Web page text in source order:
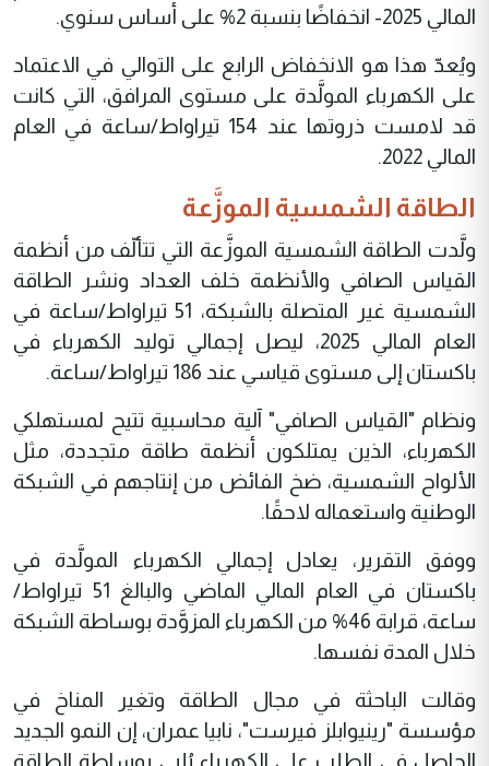
المالي 2025- انخفاضًا بنسبة 2% على أساس سنوي.
ويُعدّ هذا هو الانخفاض الرابع على التوالي في الاعتماد
على الكهرباء المولَّدة على مستوى المرافق، التي كانت
قد لامست ذروتها عند 154 تيراواط/ساعة في العام
المالي 2022.
الطاقة الشمسية الموزَّعة
ولَّدت الطاقة الشمسية الموزَّعة التي تتألّف من أنظمة
القياس الصافي والأنظمة خلف العداد ونشر الطاقة
الشمسية غير المتصلة بالشبكة، 51 تيراواط/ساعة في
العام المالي 2025، ليصل إجمالي توليد الكهرباء في
باكستان إلى مستوى قياسي عند 186 تيراواط/ساعة.
ونظام "القياس الصافي" آلية محاسبية تتيح لمستهلكي
الكهرباء، الذين يمتلكون أنظمة طاقة متجددة، مثل
الألواح الشمسية، ضخ الفائض من إنتاجهم في الشبكة
الوطنية واستعماله لاحقًا.
ووفق التقرير، يعادل إجمالي الكهرباء المولَّدة في
باكستان في العام المالي الماضي والبالغ 51 تيراواط/
ساعة، قرابة 46% من الكهرباء المزوَّدة بوساطة الشبكة
خلال المدة نفسها.
وقالت الباحثة في مجال الطاقة وتغير المناخ في
مؤسسة "رينيوابلز فيرست"، نابيا عمران، إن النمو الجديد
الحاصل في الطلب على الكهرباء يُلبى بوساطة الطاقة